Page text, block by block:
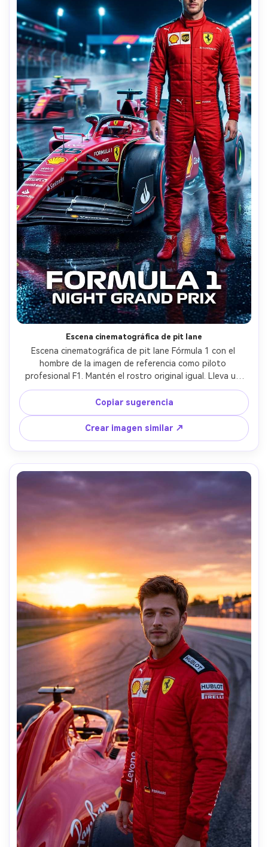
Escena cinematográfica de pit lane
Escena cinematográfica de pit lane Fórmula 1 con el
hombre de la imagen de referencia como piloto
profesional F1. Mantén el rostro original igual. Lleva un
traje rojo de carreras Ferrari y sostiene un casco de
carreras parado junto a su auto Ferrari F1 en el box.
Mecánicos y equipo de pit se mueven en el fondo bajo
luces brillantes. El ambiente se siente intenso y
profesional como una preparación de día de carrera.
Iluminación ultra realista, estilo documental de
motorsport, alto detalle, fotografía profesional
Copiar sugerencia
Crear imagen similar ↗